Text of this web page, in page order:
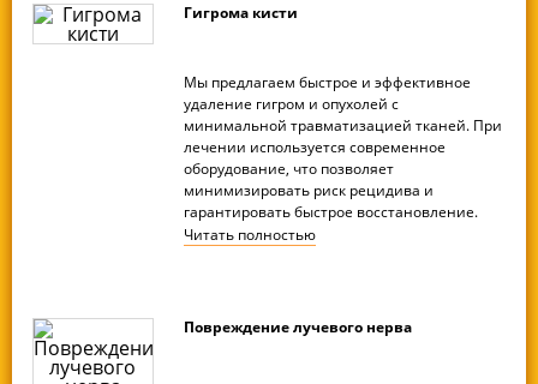
Гигрома кисти
Мы предлагаем быстрое и эффективное
удаление гигром и опухолей с
минимальной травматизацией тканей. При
лечении используется современное
оборудование, что позволяет
минимизировать риск рецидива и
гарантировать быстрое восстановление.
Читать полностью
Повреждение лучевого нерва